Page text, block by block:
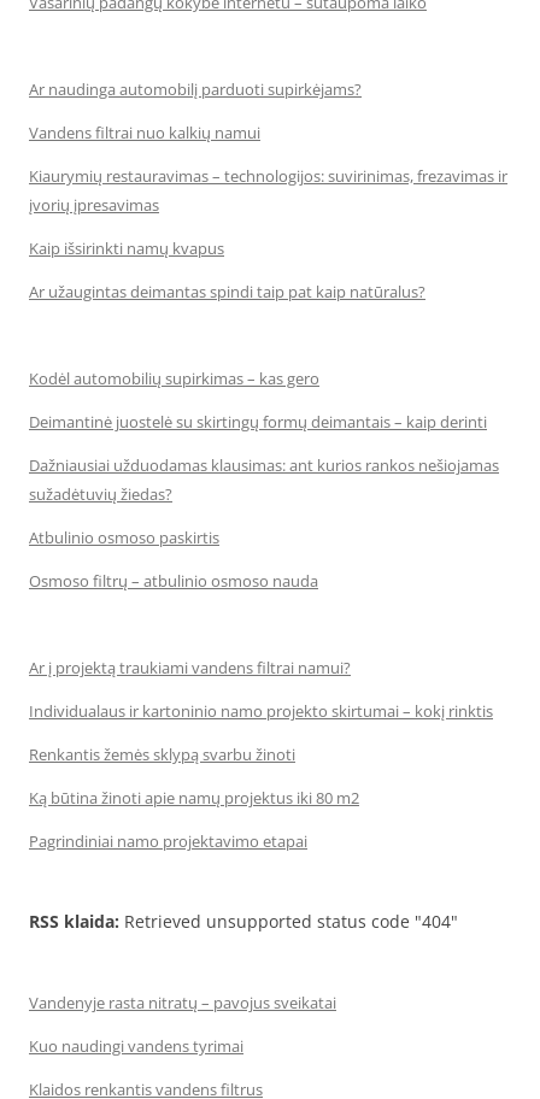
Ar naudinga automobilį parduoti supirkėjams?
Vandens filtrai nuo kalkių namui
Kiaurymių restauravimas – technologijos: suvirinimas, frezavimas ir
įvorių įpresavimas
Kaip išsirinkti namų kvapus
Ar užaugintas deimantas spindi taip pat kaip natūralus?
Kodėl automobilių supirkimas – kas gero
Deimantinė juostelė su skirtingų formų deimantais – kaip derinti
Dažniausiai užduodamas klausimas: ant kurios rankos nešiojamas
sužadėtuvių žiedas?
Atbulinio osmoso paskirtis
Osmoso filtrų – atbulinio osmoso nauda
Ar į projektą traukiami vandens filtrai namui?
Individualaus ir kartoninio namo projekto skirtumai – kokį rinktis
Renkantis žemės sklypą svarbu žinoti
Ką būtina žinoti apie namų projektus iki 80 m2
Pagrindiniai namo projektavimo etapai
RSS klaida: Retrieved unsupported status code "404"
Vandenyje rasta nitratų – pavojus sveikatai
Kuo naudingi vandens tyrimai
Klaidos renkantis vandens filtrus